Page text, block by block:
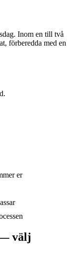
Inom en till två
förberedda med en
er
— välj